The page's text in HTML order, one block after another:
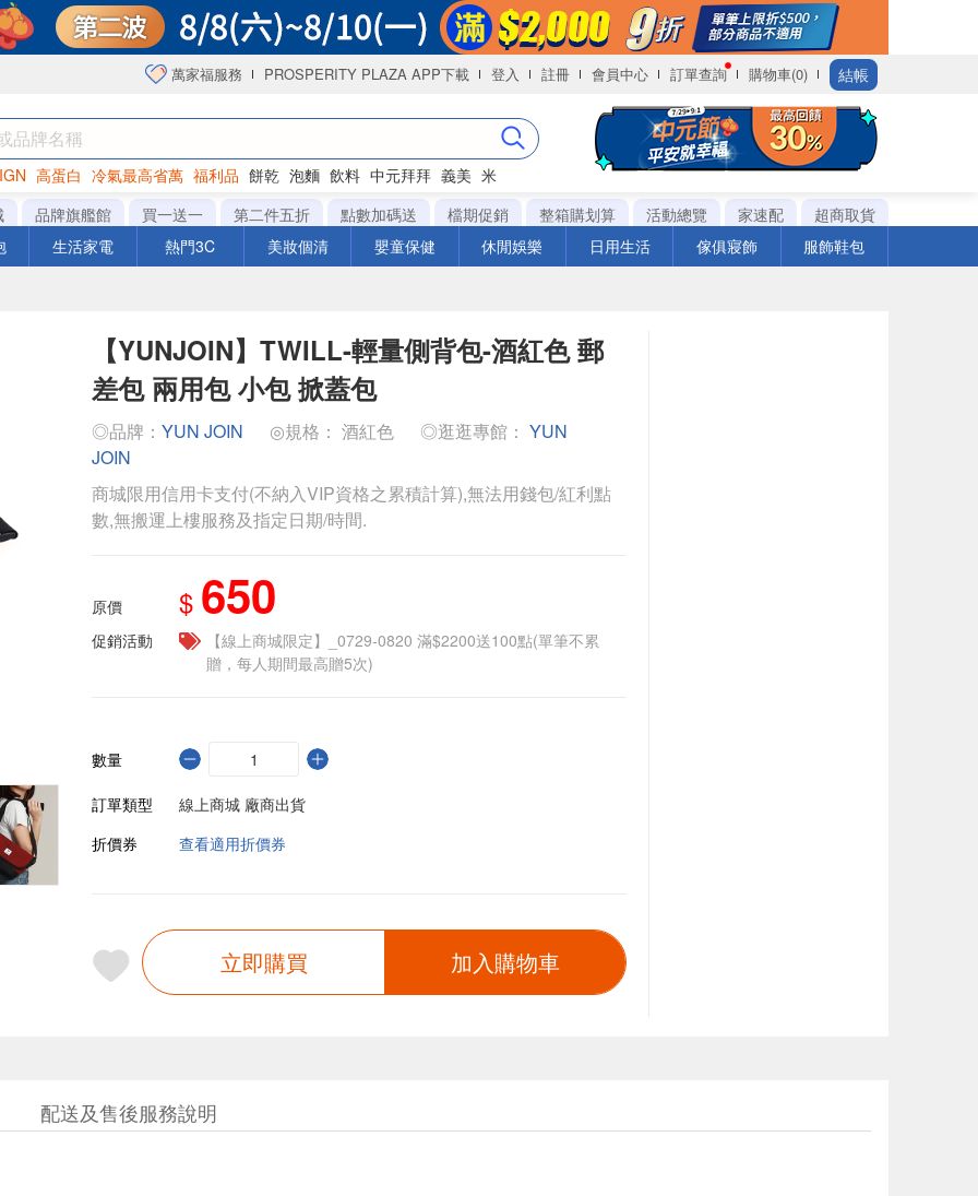
萬家福服務 PROSPERITY PLAZA APP下載 登入 註冊 會員中心 訂單查詢 購物車(0) 結帳
高蛋白 冷氣最高省萬 福利品 餅乾 泡麵 飲料 中元拜拜 義美 米
海苔
品牌旗艦館 買一送一 第二件五折 點數加碼送 檔期促銷 整箱購划算 活動總覽 家速配
超商取貨
生活家電 熱門3C 美妝個清 嬰童保健 休閒娛樂 日用生活 傢俱寢飾 服飾鞋包
【YUNJOIN】TWILL-輕量側背包-酒紅色 郵
差包 兩用包 小包 掀蓋包
◎品牌： YUN JOIN ◎規格： 酒紅色 ◎逛逛專館： YUN
JOIN
商城限用信用卡支付(不納入VIP資格之累積計算),無法用錢包/紅利點
數,無搬運上樓服務及指定日期/時間.
原價 $ 650
促銷活動
【線上商城限定】_0729-0820 滿$2200送100點(單筆不累
贈，每人期間最高贈5次)
數量
訂單類型
線上商城 廠商出貨
折價券
查看適用折價券
立即購買 加入購物車
配送及售後服務說明